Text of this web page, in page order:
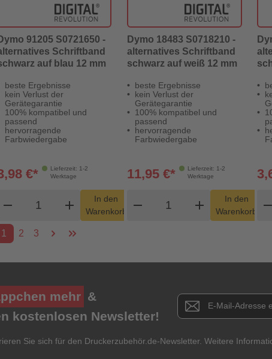
91205 S0721650 -
Schriftband
auf blau 12 mm
beste Ergebnisse
kein Verlust der
Gerätegarantie
100% kompatibel und
passend
hervorragende
Farbwiedergabe
Lieferzeit: 1-2
Werktage
€*
remove
Produkt Warenkorb Menge
add
In den
Warenkorb
shopping_cart
Dymo 18483 S0718210 -
alternatives Schriftband
schwarz auf weiß 12 mm
beste Ergebnisse
kein Verlust der
Gerätegarantie
100% kompatibel und
passend
hervorragende
Farbwiedergabe
Lieferzeit: 1-2
Werktage
11,95 €*
remove
Produkt Warenkorb
add
In den
Warenkorb
shopping_cart
remove
1 2 3
mehr &
kostenlosen Newsletter!
Newsletter E-Mail Adresse
Sie sich für den Druckerzubehör.de-Newsletter. Weitere